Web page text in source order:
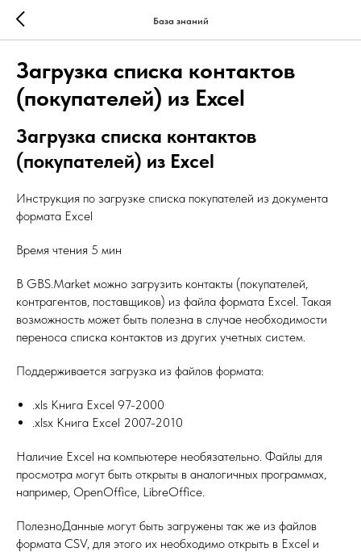
База знаний
Загрузка списка контактов
(покупателей) из Excel
Загрузка списка контактов
(покупателей) из Excel
Инструкция по загрузке списка покупателей из документа
формата Excel
Время чтения 5 мин
В GBS.Market можно загрузить контакты (покупателей,
контрагентов, поставщиков) из файла формата Excel. Такая
возможность может быть полезна в случае необходимости
переноса списка контактов из других учетных систем.
Поддерживается загрузка из файлов формата:
.xls Книга Excel 97-2000
.xlsx Книга Excel 2007-2010
Наличие Excel на компьютере необязательно. Файлы для
просмотра могут быть открыты в аналогичных программах,
например, OpenOffice, LibreOffice.
ПолезноДанные могут быть загружены так же из файлов
формата CSV, для этого их необходимо открыть в Excel и